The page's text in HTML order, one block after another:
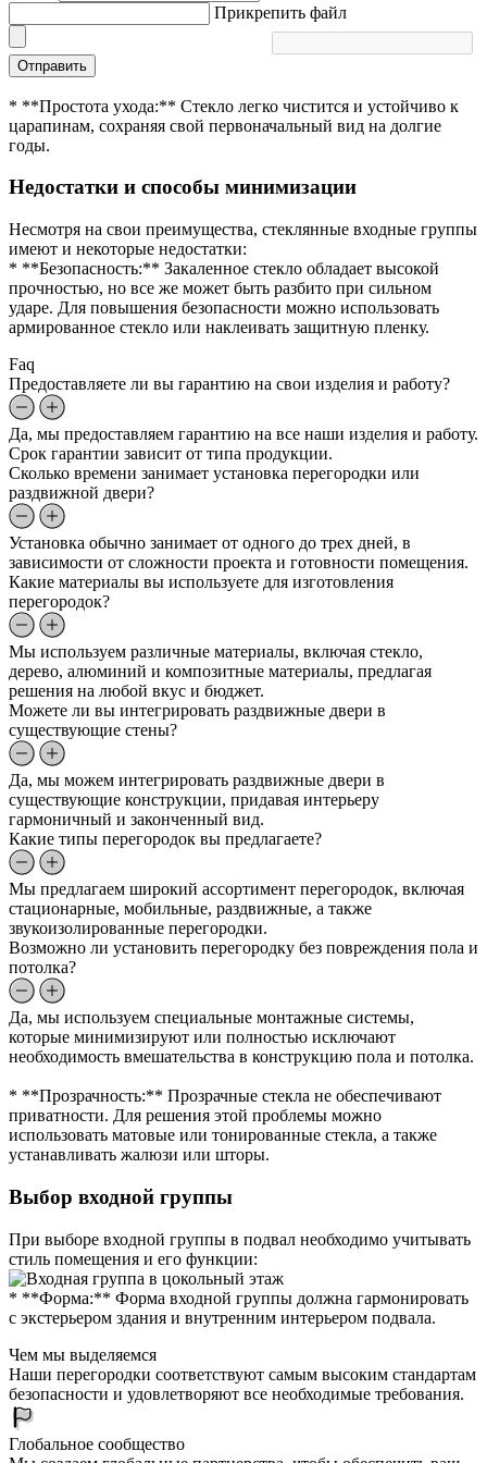
Прикрепить файл
Отправить
* **Простота ухода:** Стекло легко чистится и устойчиво к
царапинам, сохраняя свой первоначальный вид на долгие
годы.
Недостатки и способы минимизации
Несмотря на свои преимущества, стеклянные входные группы
имеют и некоторые недостатки:
* **Безопасность:** Закаленное стекло обладает высокой
прочностью, но все же может быть разбито при сильном
ударе. Для повышения безопасности можно использовать
армированное стекло или наклеивать защитную пленку.
Faq
Предоставляете ли вы гарантию на свои изделия и работу?
Да, мы предоставляем гарантию на все наши изделия и работу.
Срок гарантии зависит от типа продукции.
Сколько времени занимает установка перегородки или
раздвижной двери?
Установка обычно занимает от одного до трех дней, в
зависимости от сложности проекта и готовности помещения.
Какие материалы вы используете для изготовления
перегородок?
Мы используем различные материалы, включая стекло,
дерево, алюминий и композитные материалы, предлагая
решения на любой вкус и бюджет.
Можете ли вы интегрировать раздвижные двери в
существующие стены?
Да, мы можем интегрировать раздвижные двери в
существующие конструкции, придавая интерьеру
гармоничный и законченный вид.
Какие типы перегородок вы предлагаете?
Мы предлагаем широкий ассортимент перегородок, включая
стационарные, мобильные, раздвижные, а также
звукоизолированные перегородки.
Возможно ли установить перегородку без повреждения пола и
потолка?
Да, мы используем специальные монтажные системы,
которые минимизируют или полностью исключают
необходимость вмешательства в конструкцию пола и потолка.
* **Прозрачность:** Прозрачные стекла не обеспечивают
приватности. Для решения этой проблемы можно
использовать матовые или тонированные стекла, а также
устанавливать жалюзи или шторы.
Выбор входной группы
При выборе входной группы в подвал необходимо учитывать
стиль помещения и его функции:
* **Форма:** Форма входной группы должна гармонировать
с экстерьером здания и внутренним интерьером подвала.
Чем мы выделяемся
Наши перегородки соответствуют самым высоким стандартам
безопасности и удовлетворяют все необходимые требования.
Глобальное сообщество